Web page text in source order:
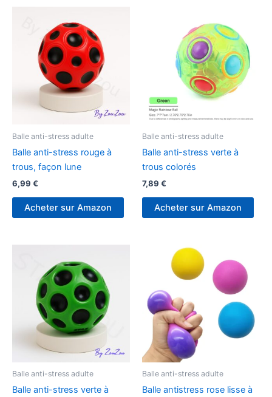
Balle anti-stress adulte
Balle anti-stress rouge à
trous, façon lune
6,99 €
Acheter sur Amazon
Balle anti-stress adulte
Balle anti-stress verte à
trous colorés
7,89 €
Acheter sur Amazon
Balle anti-stress adulte
Balle anti-stress verte à
Balle anti-stress adulte
Balle antistress rose lisse à